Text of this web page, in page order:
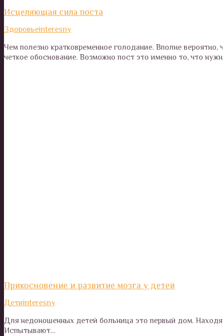
Исцеляющая сила поста
Здоровьеinteresny
Чем полезно кратковременное голодание. Вполне
четкое обоснование. Возможно пост это именно то, что
Прикосновение и развитие мозга у детей
Детиinteresny
Для недоношенных детей больница это первый дом.
Испытывают…